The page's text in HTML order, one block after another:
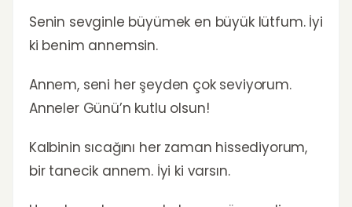
Senin sevginle büyümek en büyük lütfum. İyi
ki benim annemsin.
Annem, seni her şeyden çok seviyorum.
Anneler Günü’n kutlu olsun!
Kalbinin sıcağını her zaman hissediyorum,
bir tanecik annem. İyi ki varsın.